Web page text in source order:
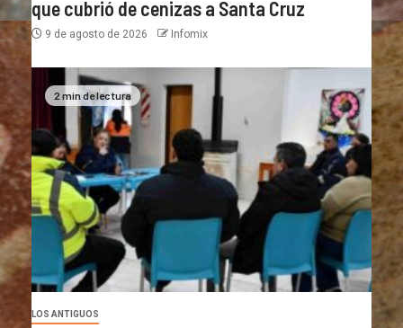
que cubrió de cenizas a Santa Cruz
9 de agosto de 2026 Infomix
2 min de lectura
LOS ANTIGUOS